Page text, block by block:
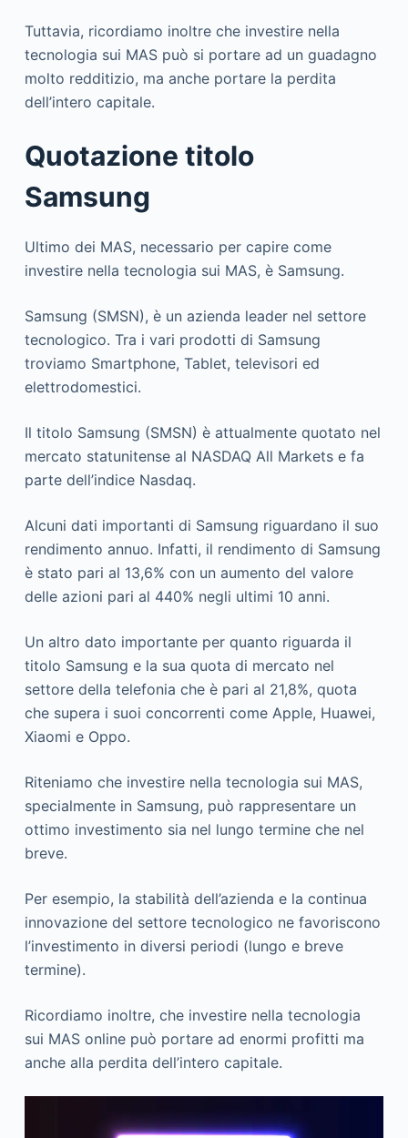
Tuttavia, ricordiamo inoltre che investire nella
tecnologia sui MAS può si portare ad un guadagno
molto redditizio, ma anche portare la perdita
dell’intero capitale.
Quotazione titolo
Samsung
Ultimo dei MAS, necessario per capire come
investire nella tecnologia sui MAS, è Samsung.
Samsung (SMSN), è un azienda leader nel settore
tecnologico. Tra i vari prodotti di Samsung
troviamo Smartphone, Tablet, televisori ed
elettrodomestici.
Il titolo Samsung (SMSN) è attualmente quotato nel
mercato statunitense al NASDAQ All Markets e fa
parte dell’indice Nasdaq.
Alcuni dati importanti di Samsung riguardano il suo
rendimento annuo. Infatti, il rendimento di Samsung
è stato pari al 13,6% con un aumento del valore
delle azioni pari al 440% negli ultimi 10 anni.
Un altro dato importante per quanto riguarda il
titolo Samsung e la sua quota di mercato nel
settore della telefonia che è pari al 21,8%, quota
che supera i suoi concorrenti come Apple, Huawei,
Xiaomi e Oppo.
Riteniamo che investire nella tecnologia sui MAS,
specialmente in Samsung, può rappresentare un
ottimo investimento sia nel lungo termine che nel
breve.
Per esempio, la stabilità dell’azienda e la continua
innovazione del settore tecnologico ne favoriscono
l’investimento in diversi periodi (lungo e breve
termine).
Ricordiamo inoltre, che investire nella tecnologia
sui MAS online può portare ad enormi profitti ma
anche alla perdita dell’intero capitale.